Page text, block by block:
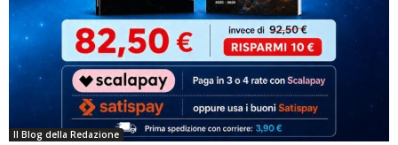
Il Blog della Redazione